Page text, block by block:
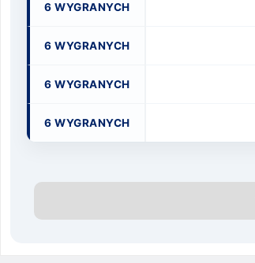
6 WYGRANYCH
6 WYGRANYCH
6 WYGRANYCH
6 WYGRANYCH